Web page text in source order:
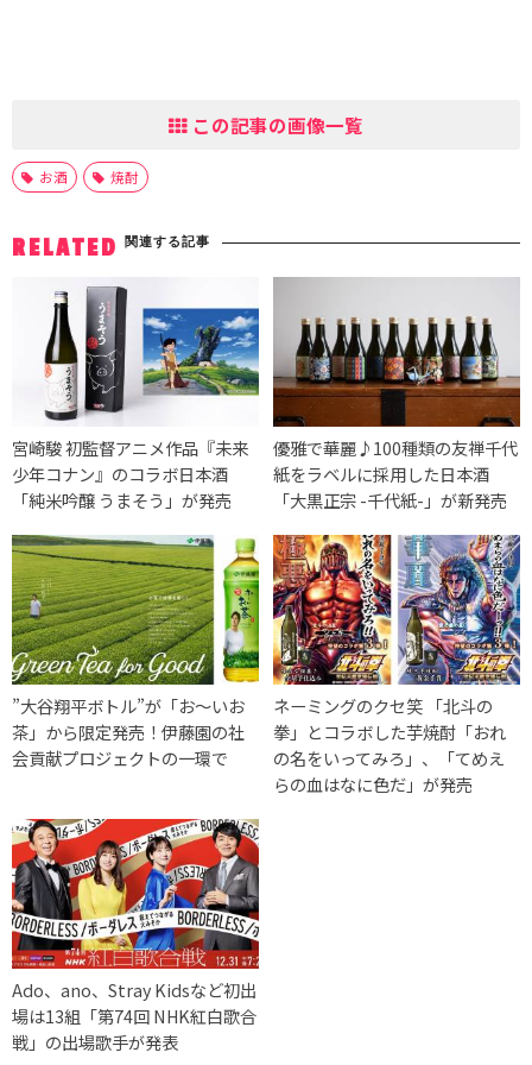
この記事の画像一覧
お酒 焼酎
RELATED 関連する記事
宮崎駿 初監督アニメ作品『未来
少年コナン』のコラボ日本酒
「純米吟醸 うまそう」が発売
優雅で華麗♪100種類の友禅千代
紙をラベルに採用した日本酒
「大黒正宗 -千代紙-」が新発売
”大谷翔平ボトル”が「お～いお
茶」から限定発売！伊藤園の社
会貢献プロジェクトの一環で
ネーミングのクセ笑 「北斗の
拳」とコラボした芋焼酎「おれ
の名をいってみろ」、「てめえ
らの血はなに色だ」が発売
Ado、ano、Stray Kidsなど初出
場は13組「第74回 NHK紅白歌合
戦」の出場歌手が発表